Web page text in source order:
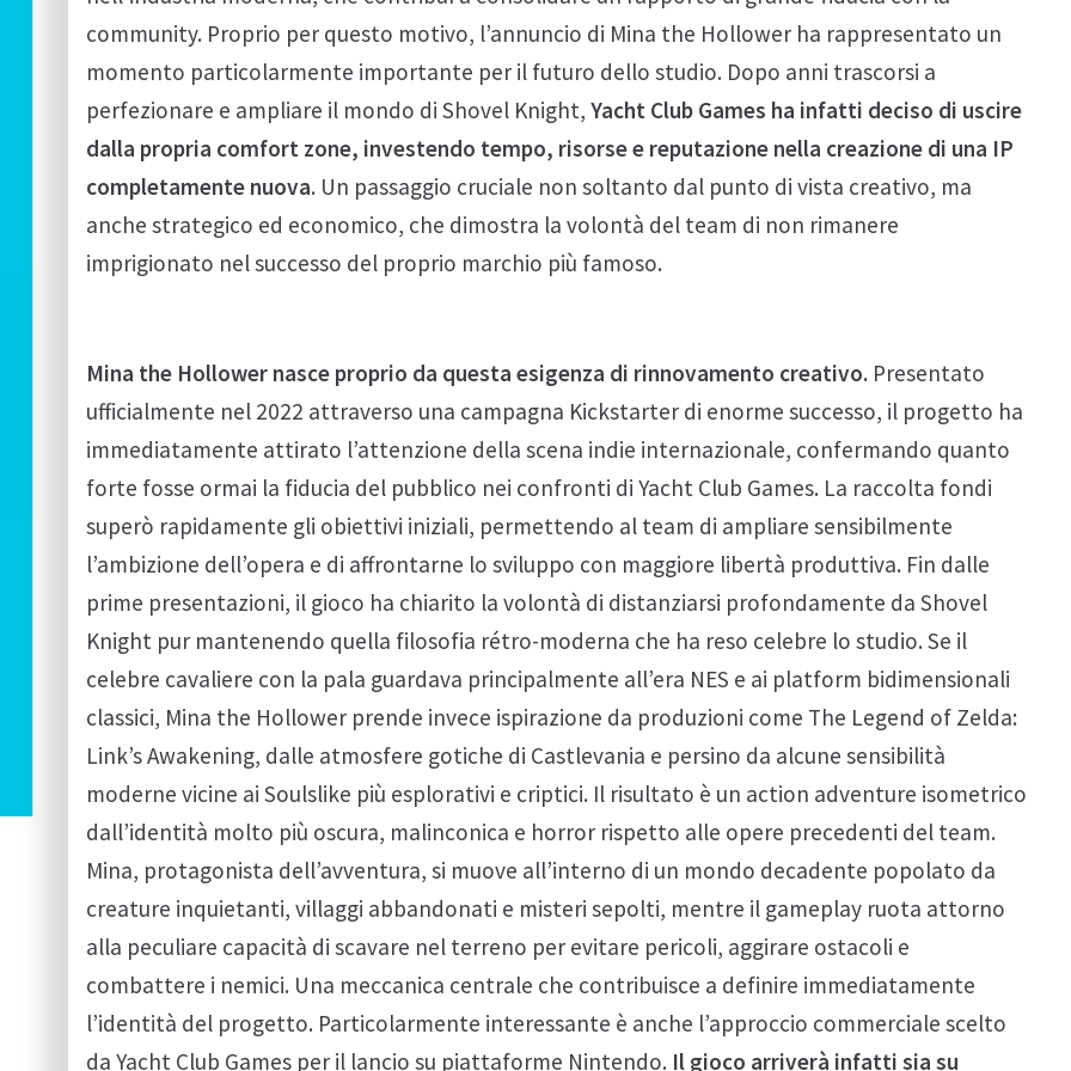
community. Proprio per questo motivo, l’annuncio di Mina the Hollower ha rappresentato un
momento particolarmente importante per il futuro dello studio. Dopo anni trascorsi a
perfezionare e ampliare il mondo di Shovel Knight, Yacht Club Games ha infatti deciso di uscire
dalla propria comfort zone, investendo tempo, risorse e reputazione nella creazione di una IP
completamente nuova. Un passaggio cruciale non soltanto dal punto di vista creativo, ma
anche strategico ed economico, che dimostra la volontà del team di non rimanere
imprigionato nel successo del proprio marchio più famoso.
Mina the Hollower nasce proprio da questa esigenza di rinnovamento creativo. Presentato
ufficialmente nel 2022 attraverso una campagna Kickstarter di enorme successo, il progetto ha
immediatamente attirato l’attenzione della scena indie internazionale, confermando quanto
forte fosse ormai la fiducia del pubblico nei confronti di Yacht Club Games. La raccolta fondi
superò rapidamente gli obiettivi iniziali, permettendo al team di ampliare sensibilmente
l’ambizione dell’opera e di affrontarne lo sviluppo con maggiore libertà produttiva. Fin dalle
prime presentazioni, il gioco ha chiarito la volontà di distanziarsi profondamente da Shovel
Knight pur mantenendo quella filosofia rétro-moderna che ha reso celebre lo studio. Se il
celebre cavaliere con la pala guardava principalmente all’era NES e ai platform bidimensionali
classici, Mina the Hollower prende invece ispirazione da produzioni come The Legend of Zelda:
Link’s Awakening, dalle atmosfere gotiche di Castlevania e persino da alcune sensibilità
moderne vicine ai Soulslike più esplorativi e criptici. Il risultato è un action adventure isometrico
dall’identità molto più oscura, malinconica e horror rispetto alle opere precedenti del team.
Mina, protagonista dell’avventura, si muove all’interno di un mondo decadente popolato da
creature inquietanti, villaggi abbandonati e misteri sepolti, mentre il gameplay ruota attorno
alla peculiare capacità di scavare nel terreno per evitare pericoli, aggirare ostacoli e
combattere i nemici. Una meccanica centrale che contribuisce a definire immediatamente
l’identità del progetto. Particolarmente interessante è anche l’approccio commerciale scelto
da Yacht Club Games per il lancio su piattaforme Nintendo. Il gioco arriverà infatti sia su